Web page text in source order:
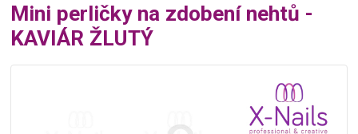
Mini perličky na zdobení nehtů -
KAVIÁR ŽLUTÝ